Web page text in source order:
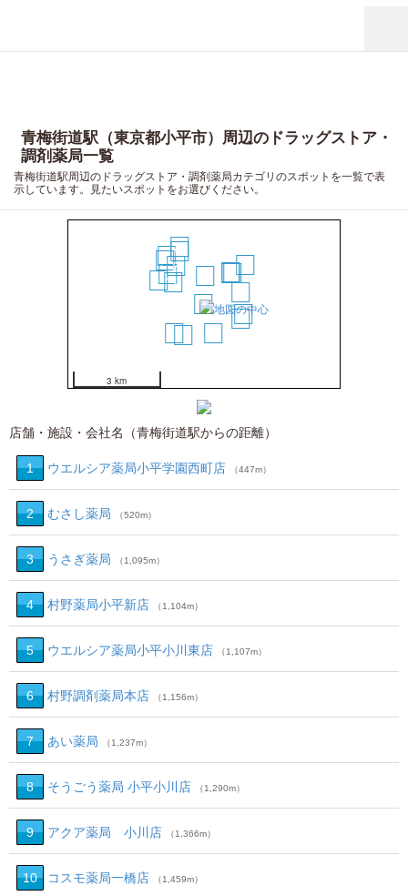
青梅街道駅（東京都小平市）周辺のドラッグストア・
調剤薬局一覧
青梅街道駅周辺のドラッグストア・調剤薬局カテゴリのスポットを一覧で表
示しています。見たいスポットをお選びください。
1
5
8
9
11
12
13
14
16
17
19
20
3 km
店舗・施設・会社名（青梅街道駅からの距離）
1 ウエルシア薬局小平学園西町店 （447m）
2 むさし薬局 （520m）
3 うさぎ薬局 （1,095m）
4 村野薬局小平新店 （1,104m）
5 ウエルシア薬局小平小川東店 （1,107m）
6 村野調剤薬局本店 （1,156m）
7 あい薬局 （1,237m）
8 そうごう薬局 小平小川店 （1,290m）
9 アクア薬局 小川店 （1,366m）
10 コスモ薬局一橋店 （1,459m）